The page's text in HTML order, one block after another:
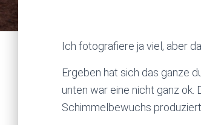
Ich fotografiere ja viel, aber
Ergeben hat sich das ganze
unten war eine nicht ganz ok.
Schimmelbewuchs